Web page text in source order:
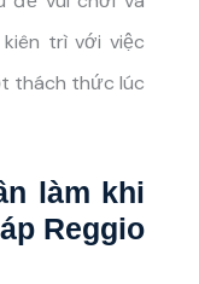
trì với việc
thách thức lúc
làm khi
Reggio